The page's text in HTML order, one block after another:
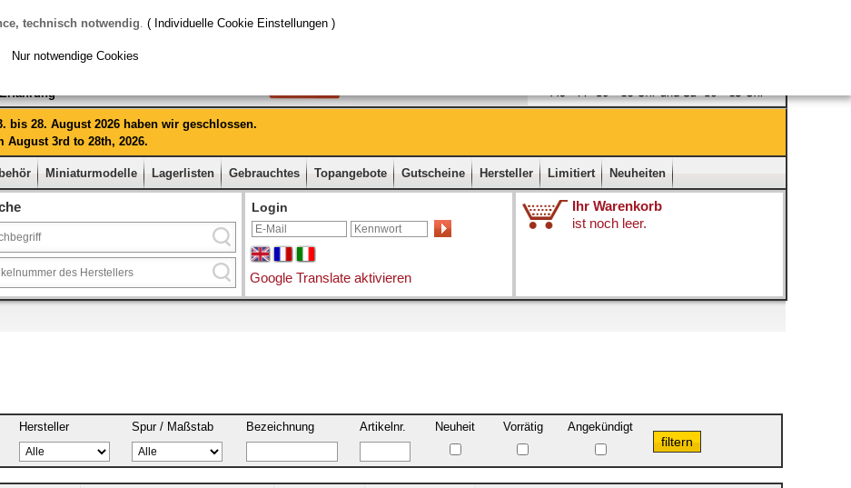
bis 28. August 2026 haben wir geschlossen.
August 3rd to 28th, 2026.
Miniaturmodelle Lagerlisten Gebrauchtes Topangebote Gutscheine Hersteller Limitiert Neuheiten
Login
Google Translate aktivieren
Ihr Warenkorb
ist noch leer.
Hersteller Spur / Maßstab Bezeichnung Artikelnr. Neuheit Vorrätig Angekündigt
technisch notwendig. ( Individuelle Cookie Einstellungen )
Nur notwendige Cookies